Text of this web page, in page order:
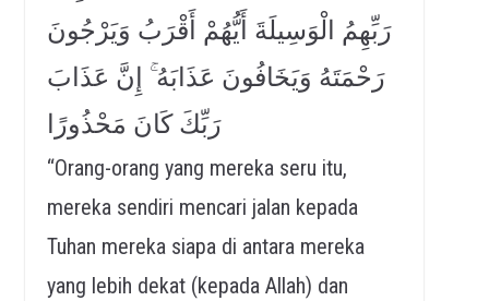
رَبِّهِمُ الْوَسِيلَةَ أَيُّهُمْ أَقْرَبُ وَيَرْجُونَ
رَحْمَتَهُ وَيَخَافُونَ عَذَابَهُ ۚ إِنَّ عَذَابَ
رَبِّكَ كَانَ مَحْذُورًا
“Orang-orang yang mereka seru itu,
mereka sendiri mencari jalan kepada
Tuhan mereka siapa di antara mereka
yang lebih dekat (kepada Allah) dan